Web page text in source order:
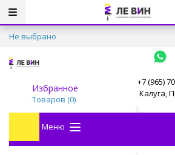
Не выбрано
+7 (965)
Калуга,
Избранное
Товаров (0)
Меню